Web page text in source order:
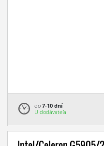
do 7-10 dní
U dodávateľa